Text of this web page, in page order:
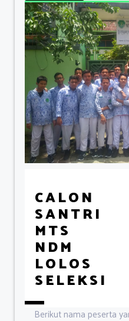
CALON
SANTRI
MTS
NDM
LOLOS
SELEKSI
Berikut nama peserta